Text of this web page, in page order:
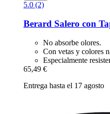
5.0 (2)
Berard Salero con
No absorbe olores.
Con vetas y colores
Especialmente
65,49 €
Entrega hasta el 17 agosto